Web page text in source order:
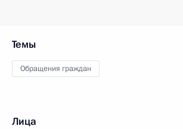
Темы
Обращения граждан
Лица